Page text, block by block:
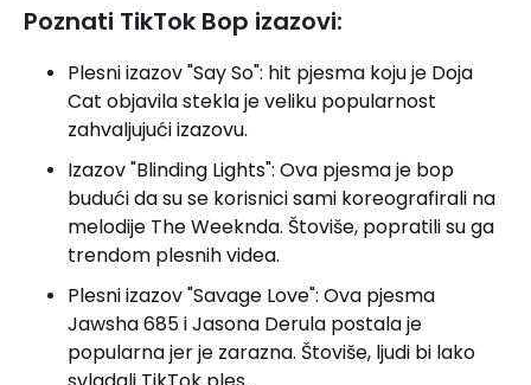
Poznati TikTok Bop izazovi:
Plesni izazov "Say So": hit pjesma koju je Doja
Cat objavila stekla je veliku popularnost
zahvaljujući izazovu.
Izazov "Blinding Lights": Ova pjesma je bop
budući da su se korisnici sami koreografirali na
melodije The Weeknda. Štoviše, popratili su ga
trendom plesnih videa.
Plesni izazov "Savage Love": Ova pjesma
Jawsha 685 i Jasona Derula postala je
popularna jer je zarazna. Štoviše, ljudi bi lako